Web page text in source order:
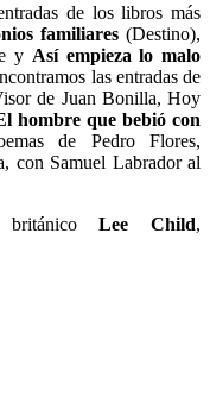
de los libros más
familiares(Destino),
y Así empieza lo malo
las entradas de
de Juan Bonilla, Hoy
hombre que bebió con
de Pedro Flores,
con Samuel Labrador al
británicoLee Child,